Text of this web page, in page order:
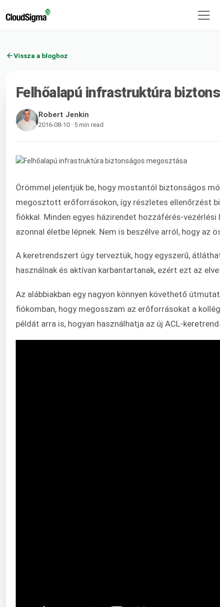
Vissza a bloghoz
Felhőalapú infrastruktúra
Robert Jenkin
2016-08-10 · 5 min read
Örömmel jelentjük be, hogy mostantól biztonságos
megosztott erőforrásokon, így részletes ellenőrzést
fiókkal. Minden egyes házirendet hozzáférés-
azonnal életbe lépnek. Nem is beszélve arról, hogy az
A keretrendszert úgy terveztük, hogy egyszerű,
használnak és aktívan karbantartanak, ezért ezt az
Az alábbiakban egy nagyon könnyen követhető
fiókomban, hogy megosszam az erőforrásokat a
példát arra is, hogyan használhatja az új ACL-